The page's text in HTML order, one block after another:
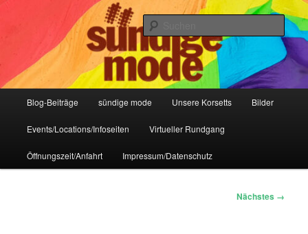
Sündige Mode Frankfurt
IHR Laden für Korsetts, Lifestyle-Mode, Club- und Dark-Wear seit 2004
Blog-Beiträge sündige mode Unsere Korsetts Bilder
Events/Locations/Infoseiten Virtueller Rundgang
Öffnungszeit/Anfahrt Impressum/Datenschutz
Nächstes →